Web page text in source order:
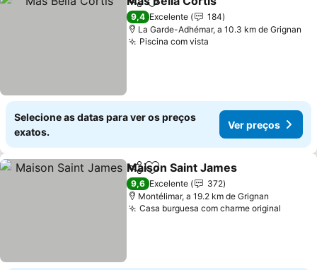
PartilharAdicionar aos favoritos
9,4 Excelente
184
La Garde-Adhémar, a 10.3 km de Grignan
Piscina com vista
Selecione as datas para ver os preços
exatos.
Ver preços
PartilharAdicionar aos favoritos
Maison Saint James
9,6 Excelente
372
Montélimar, a 19.2 km de Grignan
Casa burguesa com charme original